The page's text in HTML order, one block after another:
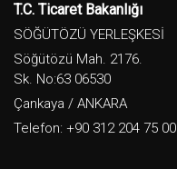
T.C. Ticaret Bakanlığı
SÖĞÜTÖZÜ YERLEŞKESİ
Söğütözü Mah. 2176.
Sk. No:63 06530
Çankaya / ANKARA
Telefon: +90 312 204 75 00